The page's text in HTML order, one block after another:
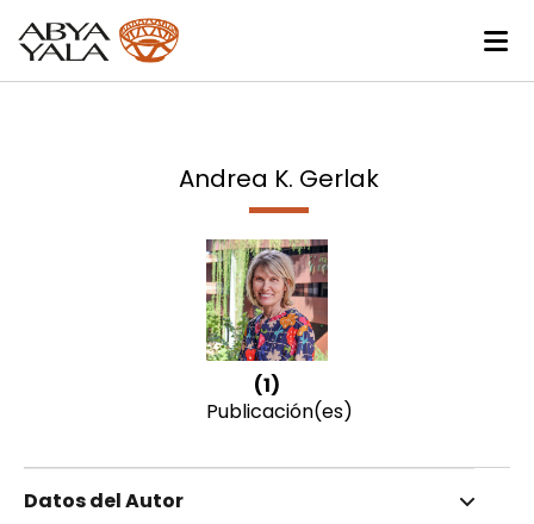
Andrea K. Gerlak
(1)
Publicación(es)
Datos del Autor